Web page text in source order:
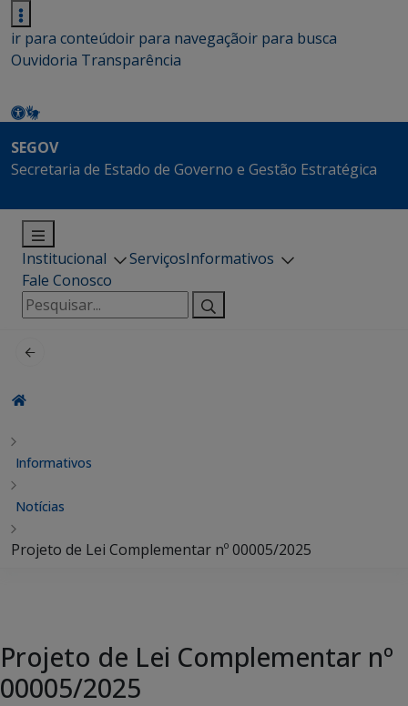
ir para conteúdoir para navegaçãoir para busca
Ouvidoria Transparência
SEGOV
Secretaria de Estado de Governo e Gestão Estratégica
Institucional ServiçosInformativos
Fale Conosco
Pesquisar
por:
Informativos
Notícias
Projeto de Lei Complementar nº 00005/2025
Projeto de Lei Complementar nº
00005/2025